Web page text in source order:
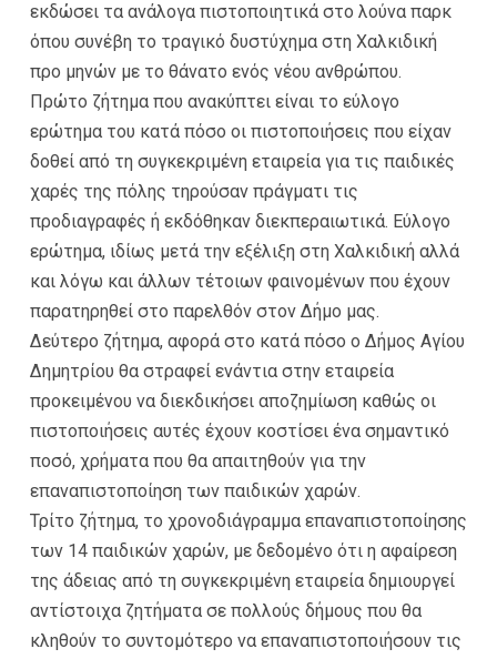
εκδώσει τα ανάλογα πιστοποιητικά στο λούνα παρκ
όπου συνέβη το τραγικό δυστύχημα στη Χαλκιδική
προ μηνών με το θάνατο ενός νέου ανθρώπου.
Πρώτο ζήτημα που ανακύπτει είναι το εύλογο
ερώτημα του κατά πόσο οι πιστοποιήσεις που είχαν
δοθεί από τη συγκεκριμένη εταιρεία για τις παιδικές
χαρές της πόλης τηρούσαν πράγματι τις
προδιαγραφές ή εκδόθηκαν διεκπεραιωτικά. Εύλογο
ερώτημα, ιδίως μετά την εξέλιξη στη Χαλκιδική αλλά
και λόγω και άλλων τέτοιων φαινομένων που έχουν
παρατηρηθεί στο παρελθόν στον Δήμο μας.
Δεύτερο ζήτημα, αφορά στο κατά πόσο ο Δήμος Αγίου
Δημητρίου θα στραφεί ενάντια στην εταιρεία
προκειμένου να διεκδικήσει αποζημίωση καθώς οι
πιστοποιήσεις αυτές έχουν κοστίσει ένα σημαντικό
ποσό, χρήματα που θα απαιτηθούν για την
επαναπιστοποίηση των παιδικών χαρών.
Τρίτο ζήτημα, το χρονοδιάγραμμα επαναπιστοποίησης
των 14 παιδικών χαρών, με δεδομένο ότι η αφαίρεση
της άδειας από τη συγκεκριμένη εταιρεία δημιουργεί
αντίστοιχα ζητήματα σε πολλούς δήμους που θα
κληθούν το συντομότερο να επαναπιστοποιήσουν τις